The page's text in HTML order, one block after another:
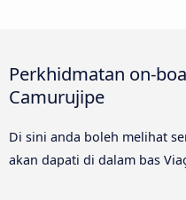
Perkhidmatan on-
Camurujipe
Di sini anda boleh melihat
akan dapati di dalam bas